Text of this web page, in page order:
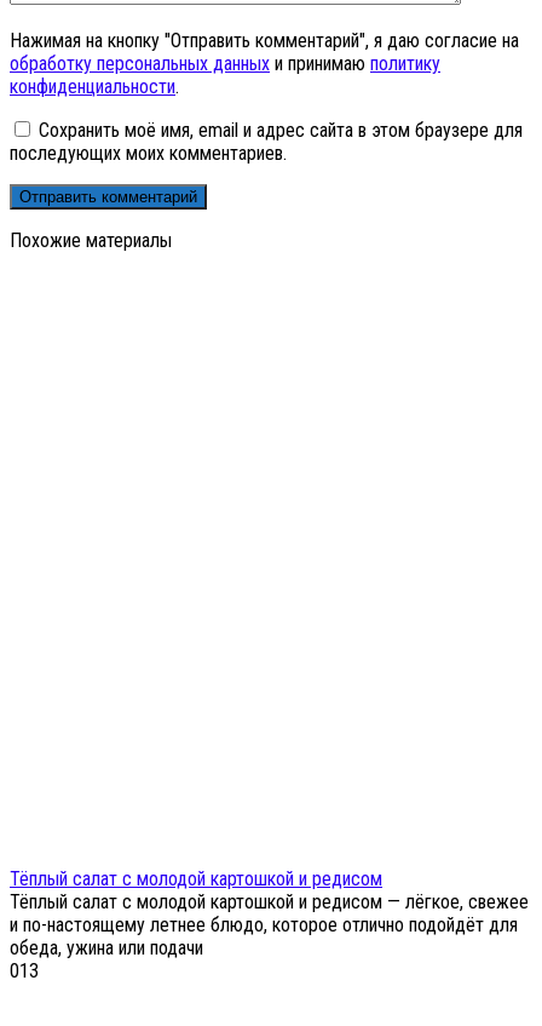
Нажимая на кнопку "Отправить комментарий", я даю согласие на
обработку персональных данных и принимаю политику
конфиденциальности.
Сохранить моё имя, email и адрес сайта в этом браузере для
последующих моих комментариев.
Похожие материалы
Тёплый салат с молодой картошкой и редисом
Тёплый салат с молодой картошкой и редисом — лёгкое, свежее
и по-настоящему летнее блюдо, которое отлично подойдёт для
обеда, ужина или подачи
013